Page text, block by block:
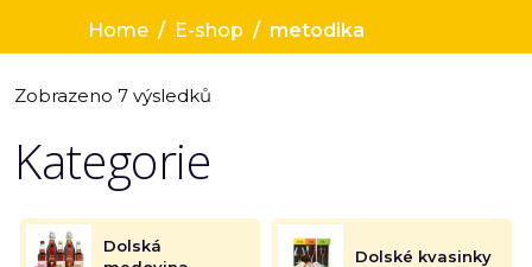
Home / E-shop / metodika
Zobrazeno 7 výsledků
Kategorie
Dolská
Dolské kvasinky